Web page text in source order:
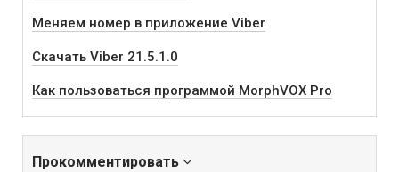
Меняем номер в приложение Viber
Скачать Viber 21.5.1.0
Как пользоваться программой MorphVOX Pro
Прокомментировать